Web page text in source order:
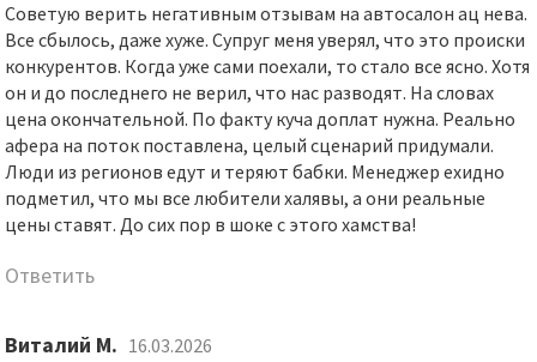
Советую верить негативным отзывам на автосалон ац нева.
Все сбылось, даже хуже. Супруг меня уверял, что это происки
конкурентов. Когда уже сами поехали, то стало все ясно. Хотя
он и до последнего не верил, что нас разводят. На словах
цена окончательной. По факту куча доплат нужна. Реально
афера на поток поставлена, целый сценарий придумали.
Люди из регионов едут и теряют бабки. Менеджер ехидно
подметил, что мы все любители халявы, а они реальные
цены ставят. До сих пор в шоке с этого хамства!
Ответить
Виталий М. 16.03.2026